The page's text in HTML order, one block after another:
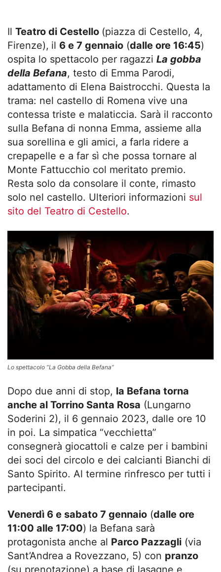
Il Teatro di Cestello (piazza di Cestello, 4,
Firenze), il 6 e 7 gennaio (dalle ore 16:45)
ospita lo spettacolo per ragazzi La gobba
della Befana, testo di Emma Parodi,
adattamento di Elena Baistrocchi. Questa la
trama: nel castello di Romena vive una
contessa triste e malaticcia. Sarà il racconto
sulla Befana di nonna Emma, assieme alla
sua sorellina e gli amici, a farla ridere a
crepapelle e a far sì che possa tornare al
Monte Fattucchio col meritato premio.
Resta solo da consolare il conte, rimasto
solo nel castello. Ulteriori informazioni sul
sito del Teatro di Cestello.
Lo spettacolo “La Gobba della Befana”
Dopo due anni di stop, la Befana torna
anche al Torrino Santa Rosa (Lungarno
Soderini 2), il 6 gennaio 2023, dalle ore 10
in poi. La simpatica “vecchietta”
consegnerà giocattoli e calze per i bambini
dei soci del circolo e dei calcianti Bianchi di
Santo Spirito. Al termine rinfresco per tutti i
partecipanti.
Venerdì 6 e sabato 7 gennaio (dalle ore
11:00 alle 17:00) la Befana sarà
protagonista anche al Parco Pazzagli (via
Sant’Andrea a Rovezzano, 5) con pranzo
(su prenotazione) a base di lasagne e